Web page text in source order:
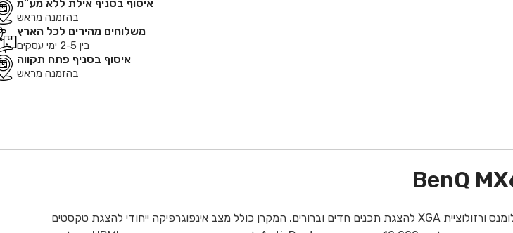
איסוף בסניף אילת ללא מע"מ
בהזמנה מראש
משלוחים מהירים לכל הארץ
בין 2-5 ימי עסקים
איסוף בסניף פתח תקווה
בהזמנה מראש
מקרן BenQ MX631ST הוא מקרן עוצמתי לחדרי ישיבות, המספק בהירות של 3,200 לומנס ורזולוציית XGA להצגת תכנים חדים וברורים. המקרן כולל מצב אינפוגרפיקה ייחודי להצגת טקסטים